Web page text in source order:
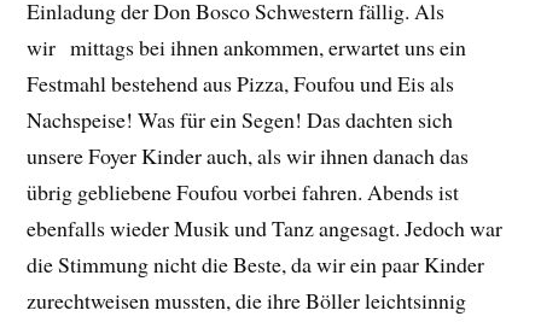
Einladung der Don Bosco Schwestern fällig. Als
wir mittags bei ihnen ankommen, erwartet uns ein
Festmahl bestehend aus Pizza, Foufou und Eis als
Nachspeise! Was für ein Segen! Das dachten sich
unsere Foyer Kinder auch, als wir ihnen danach das
übrig gebliebene Foufou vorbei fahren. Abends ist
ebenfalls wieder Musik und Tanz angesagt. Jedoch war
die Stimmung nicht die Beste, da wir ein paar Kinder
zurechtweisen mussten, die ihre Böller leichtsinnig